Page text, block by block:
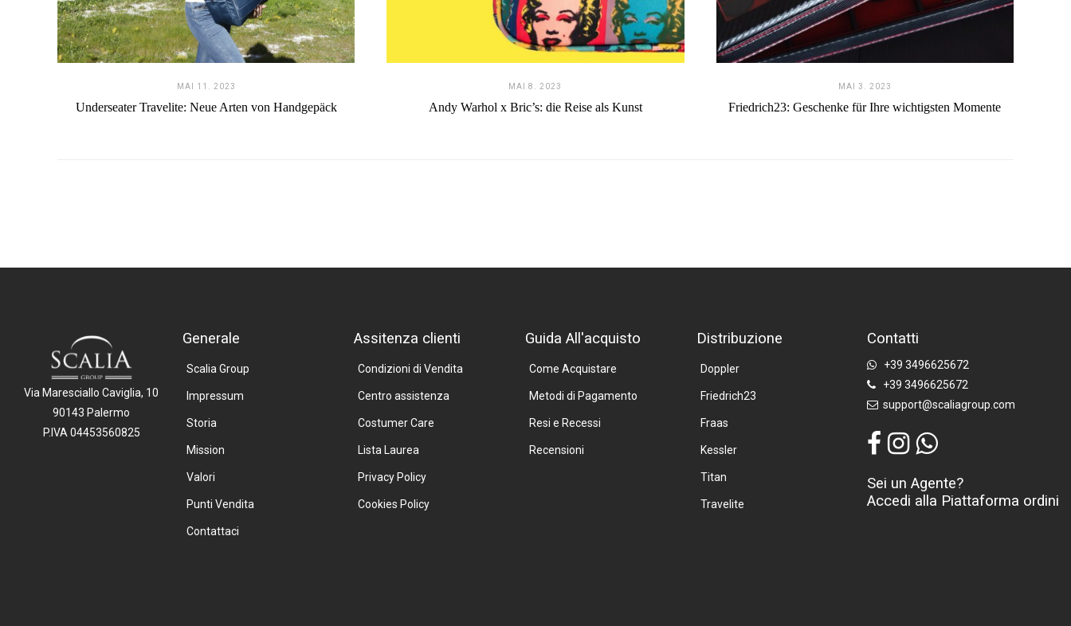
MAI 11. 2023
Underseater Travelite: Neue Arten von Handgepäck
MAI 8. 2023
Andy Warhol x Bric’s: die Reise als Kunst
MAI 3. 2023
Friedrich23: Geschenke für Ihre wichtigsten Momente
Via Maresciallo Caviglia, 10
90143 Palermo
P.IVA 04453560825
Generale
Scalia Group
Impressum
Storia
Mission
Valori
Punti Vendita
Contattaci
Assitenza clienti
Condizioni di Vendita
Centro assistenza
Costumer Care
Lista Laurea
Privacy Policy
Cookies Policy
Guida All'acquisto
Come Acquistare
Metodi di Pagamento
Resi e Recessi
Recensioni
Distribuzione
Doppler
Friedrich23
Fraas
Kessler
Titan
Travelite
Contatti
+39 3496625672
+39 3496625672
support@scaliagroup.com
Sei un Agente?
Accedi alla Piattaforma ordini